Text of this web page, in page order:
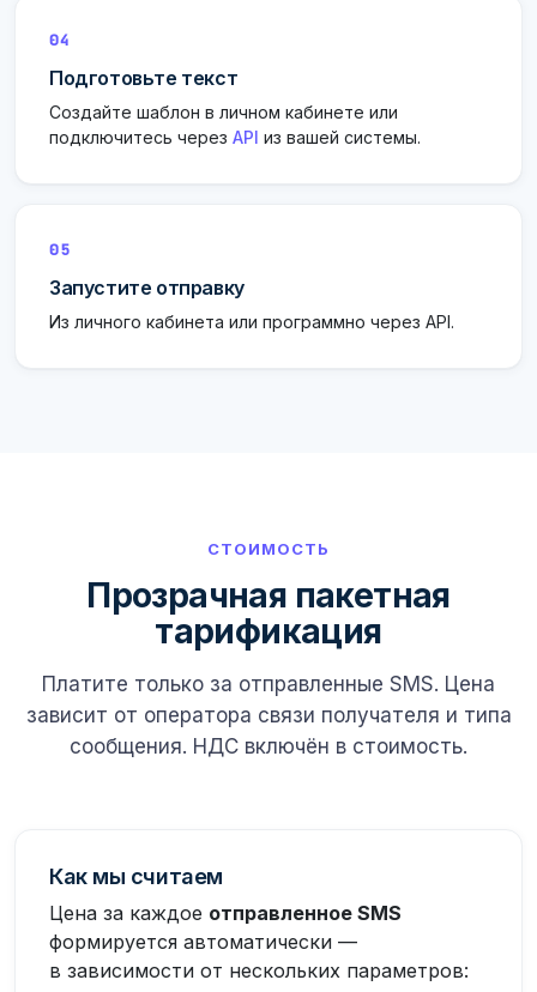
04
Подготовьте текст
Создайте шаблон в личном кабинете или
подключитесь через API из вашей системы.
05
Запустите отправку
Из личного кабинета или программно через API.
СТОИМОСТЬ
Прозрачная пакетная
тарификация
Платите только за отправленные SMS. Цена
зависит от оператора связи получателя и типа
сообщения. НДС включён в стоимость.
Как мы считаем
Цена за каждое отправленное SMS
формируется автоматически —
в зависимости от нескольких параметров: